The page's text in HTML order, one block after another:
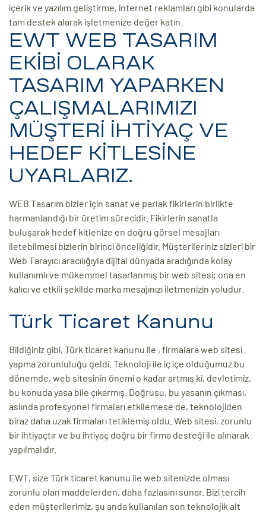
içerik ve yazılım geliştirme, internet reklamları gibi konularda
tam destek alarak işletmenize değer katın.
EWT WEB TASARIM
EKİBİ OLARAK
TASARIM YAPARKEN
ÇALIŞMALARIMIZI
MÜŞTERİ İHTİYAÇ VE
HEDEF KİTLESİNE
UYARLARIZ.
WEB Tasarım bizler için sanat ve parlak fikirlerin birlikte
harmanlandığı bir üretim sürecidir. Fikirlerin sanatla
buluşarak hedef kitlenize en doğru görsel mesajları
iletebilmesi bizlerin birinci önceliğidir. Müşterileriniz sizleri bir
Web Tarayıcı aracılığıyla dijital dünyada aradığında kolay
kullanımlı ve mükemmel tasarlanmış bir web sitesi; ona en
kalıcı ve etkili şekilde marka mesajınızı iletmenizin yoludur.
Türk Ticaret Kanunu
Bildiğiniz gibi, Türk ticaret kanunu ile , firmalara web sitesi
yapma zorunluluğu geldi. Teknoloji ile iç içe olduğumuz bu
dönemde, web sitesinin önemi o kadar artmış ki, devletimiz,
bu konuda yasa bile çıkarmış. Doğrusu, bu yasanın çıkması,
aslında profesyonel firmaları etkilemese de, teknolojiden
biraz daha uzak firmaları tetiklemiş oldu. Web sitesi, zorunlu
bir ihtiyaçtır ve bu ihtiyaç doğru bir firma desteği ile alınarak
yapılmalıdır.
EWT, size Türk ticaret kanunu ile web sitenizde olması
zorunlu olan maddelerden, daha fazlasını sunar. Bizi tercih
eden müşterilerimiz, şu anda kullanılan son teknolojik alt